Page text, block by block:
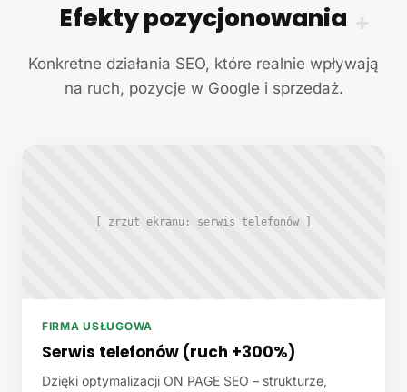
+
Efekty pozycjonowania
Konkretne działania SEO, które realnie wpływają
na ruch, pozycje w Google i sprzedaż.
[ zrzut ekranu: serwis telefonów ]
FIRMA USŁUGOWA
Serwis telefonów (ruch +300%)
Dzięki optymalizacji ON PAGE SEO – strukturze,